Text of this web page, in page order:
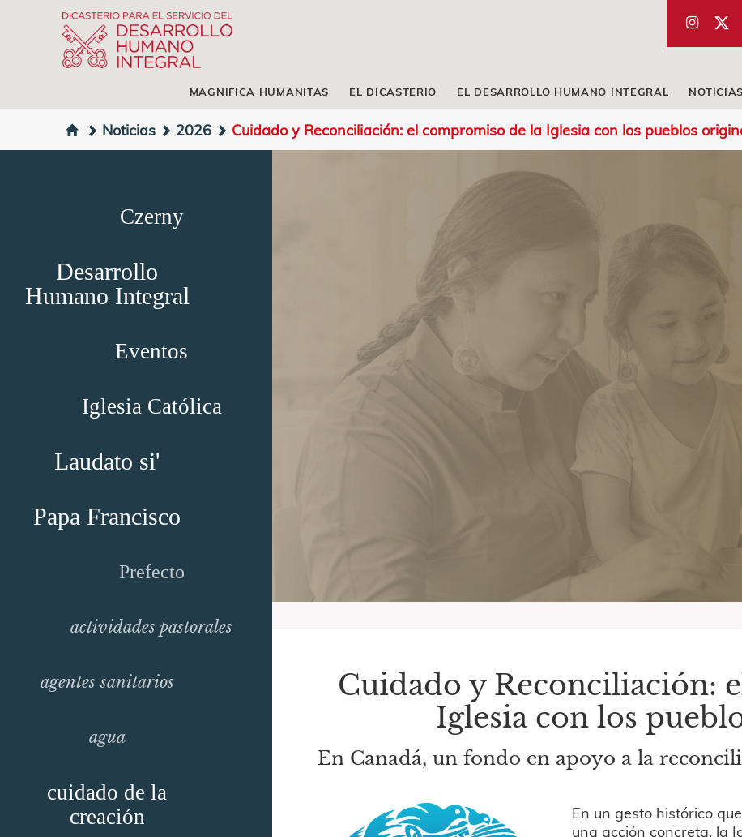
MAGNIFICA HUMANITAS EL DICASTERIO EL DESARROLLO HUMANO INTEGRAL NOTICIAS
Noticias 2026 Cuidado y Reconciliación: el compromiso de la Iglesia con los pueblos
Czerny
Desarrollo
Humano Integral
Eventos
Iglesia Católica
Laudato si'
Papa Francisco
Prefecto
actividades pastorales
agentes sanitarios
agua
cuidado de la
creación
Cuidado y Reconciliación:
Iglesia con los
En Canadá, un fondo en apoyo a la
En un gesto histórico
una acción concreta, la